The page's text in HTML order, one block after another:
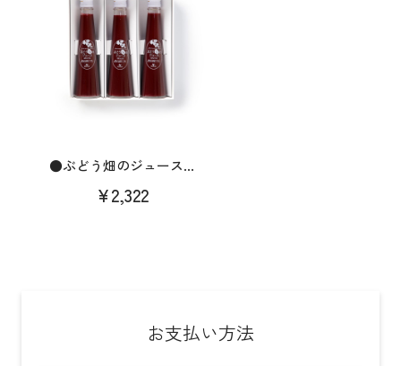
●ぶどう畑のジュース...
¥2,322
お支払い方法